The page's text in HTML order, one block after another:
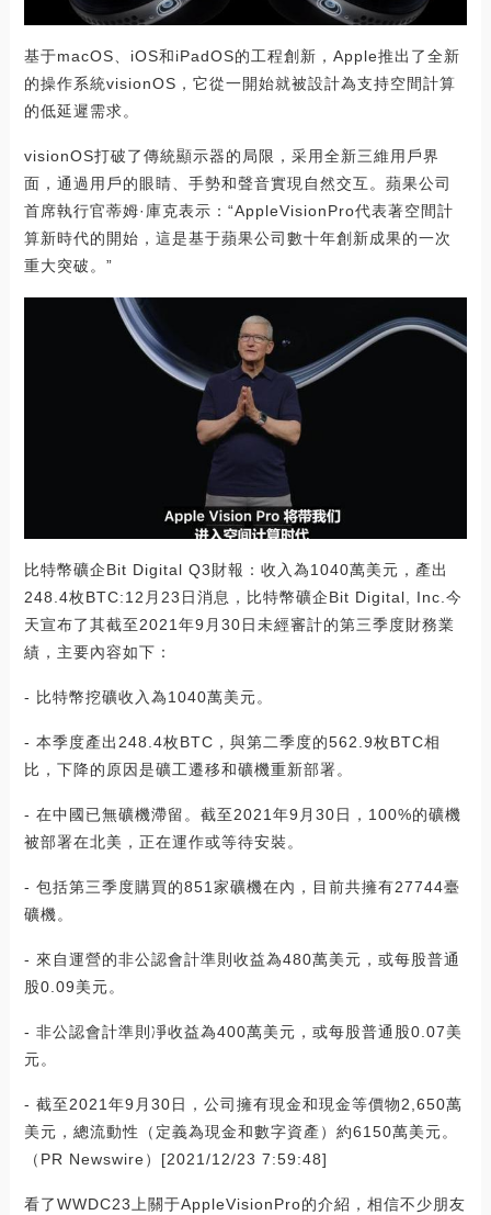
基于macOS、iOS和iPadOS的工程創新，Apple推出了全新
的操作系統visionOS，它從一開始就被設計為支持空間計算
的低延遲需求。
visionOS打破了傳統顯示器的局限，采用全新三維用戶界
面，通過用戶的眼睛、手勢和聲音實現自然交互。蘋果公司
首席執行官蒂姆·庫克表示：“AppleVisionPro代表著空間計
算新時代的開始，這是基于蘋果公司數十年創新成果的一次
重大突破。”
比特幣礦企Bit Digital Q3財報：收入為1040萬美元，產出
248.4枚BTC:12月23日消息，比特幣礦企Bit Digital, Inc.今
天宣布了其截至2021年9月30日未經審計的第三季度財務業
績，主要內容如下：
- 比特幣挖礦收入為1040萬美元。
- 本季度產出248.4枚BTC，與第二季度的562.9枚BTC相
比，下降的原因是礦工遷移和礦機重新部署。
- 在中國已無礦機滯留。截至2021年9月30日，100%的礦機
被部署在北美，正在運作或等待安裝。
- 包括第三季度購買的851家礦機在內，目前共擁有27744臺
礦機。
- 來自運營的非公認會計準則收益為480萬美元，或每股普通
股0.09美元。
- 非公認會計準則凈收益為400萬美元，或每股普通股0.07美
元。
- 截至2021年9月30日，公司擁有現金和現金等價物2,650萬
美元，總流動性（定義為現金和數字資產）約6150萬美元。
（PR Newswire）[2021/12/23 7:59:48]
看了WWDC23上關于AppleVisionPro的介紹，相信不少朋友